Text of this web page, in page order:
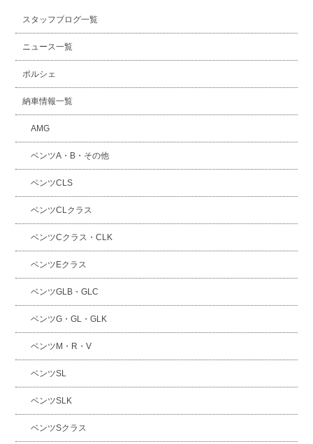
スタッフブログ一覧
ニュース一覧
ポルシェ
納車情報一覧
AMG
ベンツA・B・その他
ベンツCLS
ベンツCLクラス
ベンツCクラス・CLK
ベンツEクラス
ベンツGLB・GLC
ベンツG・GL・GLK
ベンツM・R・V
ベンツSL
ベンツSLK
ベンツSクラス